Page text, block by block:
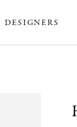
DESIGNERS